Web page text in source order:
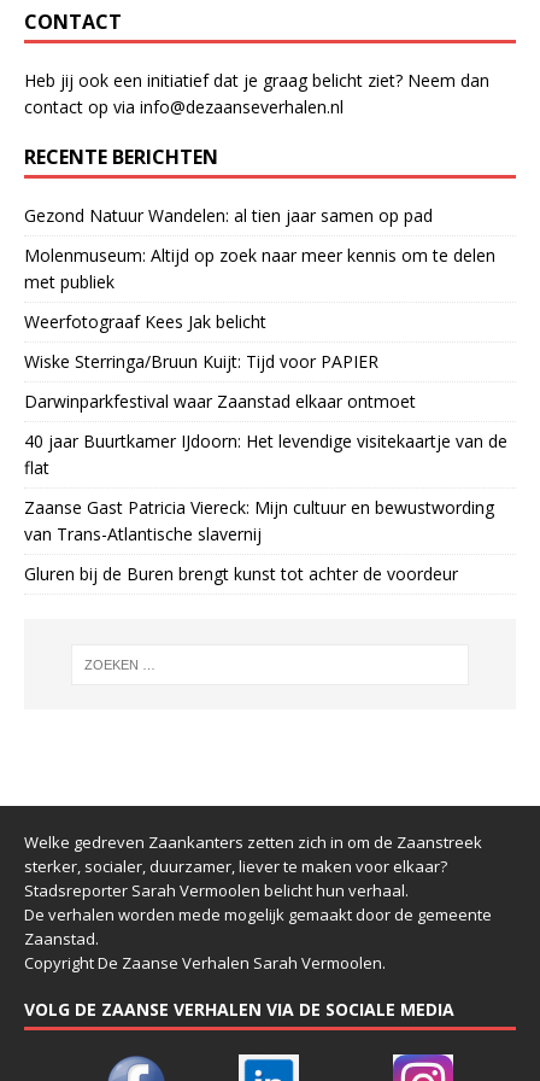
o
o
k
p
p
CONTACT
Heb jij ook een initiatief dat je graag belicht ziet? Neem dan
contact op via info@dezaanseverhalen.nl
RECENTE BERICHTEN
Gezond Natuur Wandelen: al tien jaar samen op pad
Molenmuseum: Altijd op zoek naar meer kennis om te delen
met publiek
Weerfotograaf Kees Jak belicht
Wiske Sterringa/Bruun Kuijt: Tijd voor PAPIER
Darwinparkfestival waar Zaanstad elkaar ontmoet
40 jaar Buurtkamer IJdoorn: Het levendige visitekaartje van de
flat
Zaanse Gast Patricia Viereck: Mijn cultuur en bewustwording
van Trans-Atlantische slavernij
Gluren bij de Buren brengt kunst tot achter de voordeur
Welke gedreven Zaankanters zetten zich in om de Zaanstreek
sterker, socialer, duurzamer, liever te maken voor elkaar?
Stadsreporter Sarah Vermoolen belicht hun verhaal.
De verhalen worden mede mogelijk gemaakt door de gemeente
Zaanstad.
Copyright De Zaanse Verhalen Sarah Vermoolen.
VOLG DE ZAANSE VERHALEN VIA DE SOCIALE MEDIA